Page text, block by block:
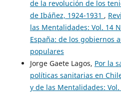
de la revolución de los
de Ibáñez, 1924-1931 ,
las Mentalidades: Vol. 14
España: de los gobiernos
populares
Jorge Gaete Lagos, Por la
políticas sanitarias en
y de las Mentalidades: